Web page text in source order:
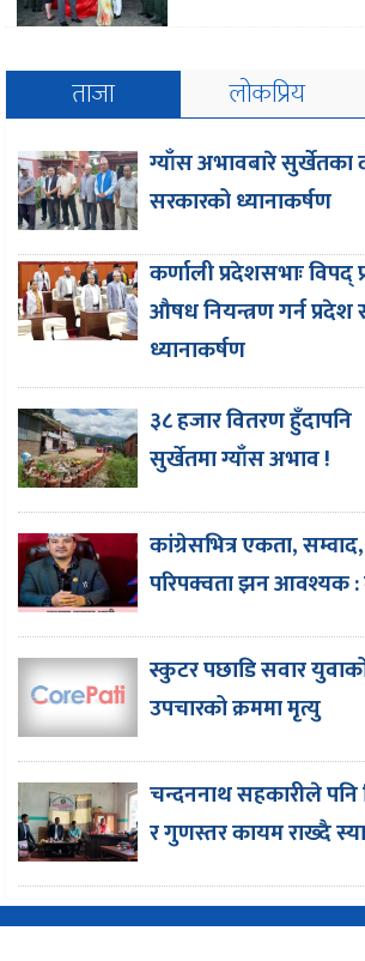
ताजा लोकप्रिय
ग्याँस अभावबारे सुर्खेतका
सरकारको ध्यानाकर्षण
कर्णाली प्रदेशसभाः विपद्
औषध नियन्त्रण गर्न प्रदेश
ध्यानाकर्षण
३८ हजार वितरण हुँदापनि
सुर्खेतमा ग्याँस अभाव !
कांग्रेसभित्र एकता,
परिपक्वता झन आवश्यक :
स्कुटर पछाडि सवार
उपचारको क्रममा मृत्यु
चन्दननाथ सहकारीले
र गुणस्तर कायम राख्दै
Copyright © 2016-2026 CorePati | Powered